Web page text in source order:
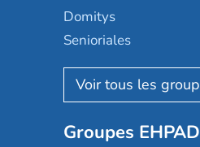
Domitys
Senioriales
Nohée
Les Résidentiels
Mobicap
Groupes EHPAD